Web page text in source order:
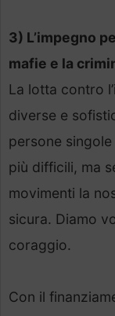
3) L’impegno
mafie e la
La lotta contro
diverse e
persone
più difficili, ma
movimenti la
sicura. Diamo
coraggio.
Con il